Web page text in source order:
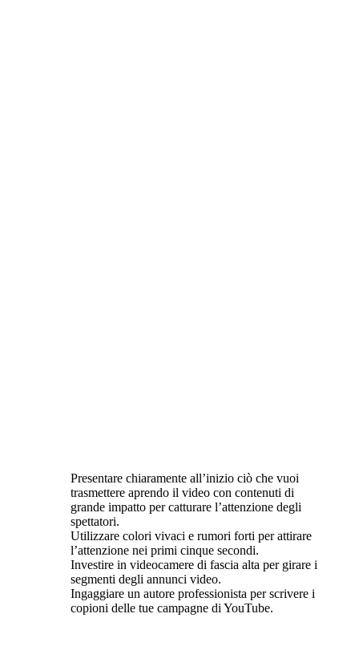
Presentare chiaramente all’inizio ciò che vuoi
trasmettere aprendo il video con contenuti di
grande impatto per catturare l’attenzione degli
spettatori.
Utilizzare colori vivaci e rumori forti per attirare
l’attenzione nei primi cinque secondi.
Investire in videocamere di fascia alta per girare i
segmenti degli annunci video.
Ingaggiare un autore professionista per scrivere i
copioni delle tue campagne di YouTube.